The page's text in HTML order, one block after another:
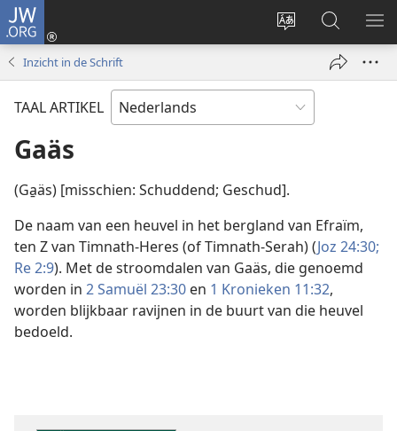
JW.ORG
Taal
wijzigen
Inloggen
(opent
Zoeken
op
JW.ORG
Inzicht in de Schrift
TAAL ARTIKEL
Gaäs
(Ga̱äs) [misschien: Schuddend; Geschud].
De naam van een heuvel in het bergland van Efraïm,
ten Z van Timnath-Heres (of Timnath-Serah) (Joz 24:30;
Re 2:9). Met de stroomdalen van Gaäs, die genoemd
worden in 2 Samuël 23:30 en 1 Kronieken 11:32,
worden blijkbaar ravijnen in de buurt van die heuvel
bedoeld.